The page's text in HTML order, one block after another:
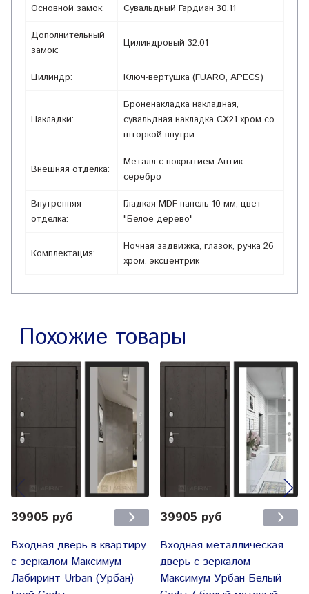
Основной замок: Сувальдный Гардиан 30.11
Дополнительный
замок:
Цилиндровый 32.01
Цилиндр: Ключ-вертушка (FUARO, APECS)
Накладки:
Броненакладка накладная,
сувальдная накладка СX21 хром со
шторкой внутри
Внешняя отделка:
Металл с покрытием Антик
серебро
Внутренняя
отделка:
Гладкая MDF панель 10 мм, цвет
"Белое дерево"
Комплектация:
Ночная задвижка, глазок, ручка 26
хром, эксцентрик
Похожие товары
39905 руб
Входная дверь в квартиру
с зеркалом Максимум
Лабиринт Urban (Урбан)
39905 руб
Входная металлическая
дверь с зеркалом
Максимум Урбан Белый